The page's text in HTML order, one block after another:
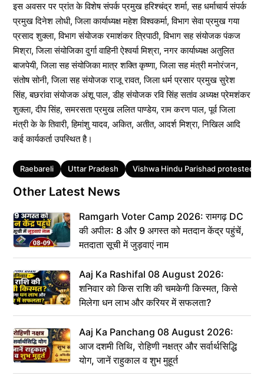
इस अवसर पर प्रांत के विशेष संपर्क प्रमुख हरिश्चंद्र शर्मा, सह धर्माचार्य संपर्क
प्रमुख दिनेश लोधी, जिला कार्याध्यक्ष महेश विश्वकर्मा, विभाग सेवा प्रमुख गया
प्रसाद शुक्ला, विभाग संयोजक रमाशंकर त्रिपाठी, विभाग सह संयोजक पंकज
मिश्रा, जिला संयोजिका दुर्गा वाहिनी ऐश्वर्या मिश्रा, नगर कार्याध्यक्ष अतुलित
बाजपेयी, जिला सह संयोजिका मात्र शक्ति कृष्णा, जिला सह मंत्री मनोरंजन,
संतोष सोनी, जिला सह संयोजक राजू रावत, जिला धर्म प्रसार प्रमुख सुरेश
सिंह, बछरांवा संयोजक अंशू पाल, डीह संयोजक रवि सिंह सतांव अध्यक्ष प्रेमशंकर
शुक्ला, दीप सिंह, समरसता प्रमुख ललित पाण्डेय, राम करण पाल, पूर्व जिला
मंत्री के के तिवारी, हिमांशु यादव, अकित, अतीत, आदर्श मिश्रा, निखिल आदि
कई कार्यकर्ता उपस्थित है।
Tags
Raebareli Uttar Pradesh Vishwa Hindu Parishad protested
Other Latest News
Ramgarh Voter Camp 2026: रामगढ़ DC
की अपील: 8 और 9 अगस्त को मतदान केंद्र पहुंचें,
मतदाता सूची में जुड़वाएं नाम
Aaj Ka Rashifal 08 August 2026:
शनिवार को किस राशि की चमकेगी किस्मत, किसे
मिलेगा धन लाभ और करियर में सफलता?
Aaj Ka Panchang 08 August 2026:
आज दशमी तिथि, रोहिणी नक्षत्र और सर्वार्थसिद्धि
योग, जानें राहुकाल व शुभ मुहूर्त